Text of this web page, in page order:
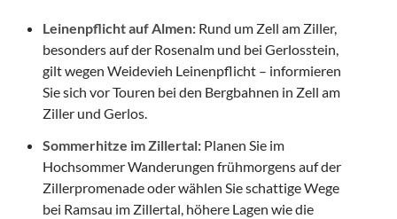
Leinenpflicht auf Almen: Rund um Zell am Ziller,
besonders auf der Rosenalm und bei Gerlosstein,
gilt wegen Weidevieh Leinenpflicht – informieren
Sie sich vor Touren bei den Bergbahnen in Zell am
Ziller und Gerlos.
Sommerhitze im Zillertal: Planen Sie im
Hochsommer Wanderungen frühmorgens auf der
Zillerpromenade oder wählen Sie schattige Wege
bei Ramsau im Zillertal, höhere Lagen wie die